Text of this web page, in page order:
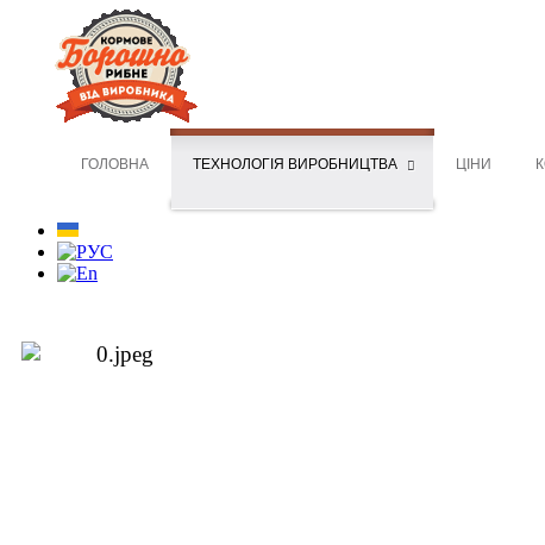
ГОЛОВНА ТЕХНОЛОГІЯ ВИРОБНИЦТВА ЦІНИ
Технологія виробництва